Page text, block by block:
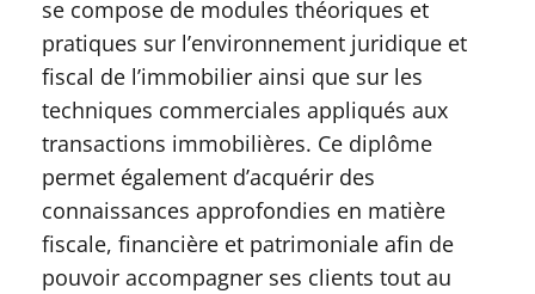
se compose de modules théoriques et
pratiques sur l’environnement juridique et
fiscal de l’immobilier ainsi que sur les
techniques commerciales appliqués aux
transactions immobilières. Ce diplôme
permet également d’acquérir des
connaissances approfondies en matière
fiscale, financière et patrimoniale afin de
pouvoir accompagner ses clients tout au